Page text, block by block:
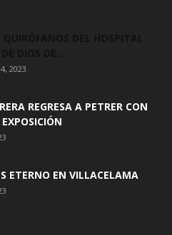
2023
REGRESA A PETRER CON
ETERNO EN VILLACELAMA